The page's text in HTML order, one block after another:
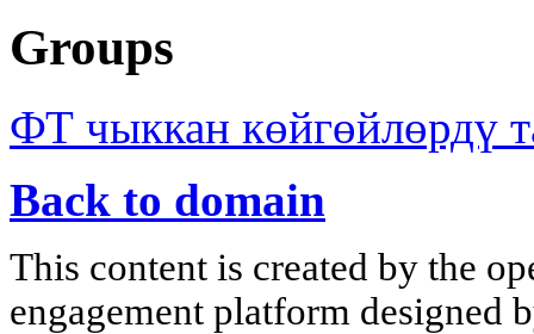
Groups
ФТ чыккан көйгөйлөрдү
Back to domain
This content is created by the
engagement platform designed